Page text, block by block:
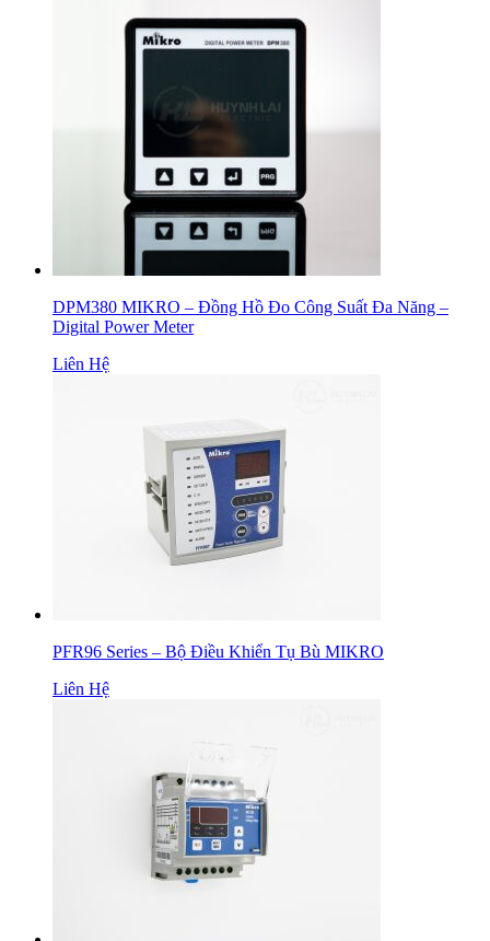
DPM380 MIKRO – Đồng Hồ Đo Công Suất Đa Năng –
Digital Power Meter
Liên Hệ
PFR96 Series – Bộ Điều Khiển Tụ Bù MIKRO
Liên Hệ